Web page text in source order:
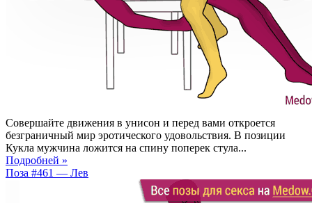
Совершайте движения в унисон и перед вами откроется
безграничный мир эротического удовольствия. В позиции
Кукла мужчина ложится на спину поперек стула...
Подробней »
Поза #461 — Лев